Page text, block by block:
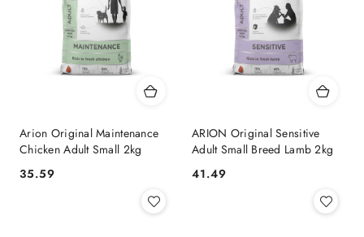
Arion Original Maintenance
Chicken Adult Small 2kg
Cena:
35.59
ARION Original Sensitive
Adult Small Breed Lamb 2kg
Cena:
41.49